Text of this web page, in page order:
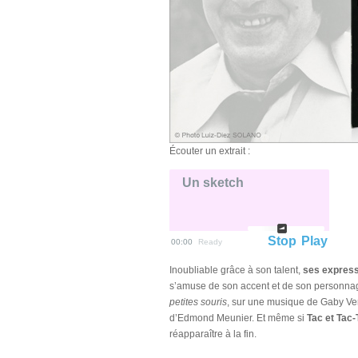
Écouter un extrait :
Un sketch
00:00 Ready Play
Stop
Inoubliable grâce à son talent, ses
s’amuse de son accent et de son
petites souris, sur une musique de Gaby
d’Edmond Meunier. Et même si Tac et Tac-
réapparaître à la fin.